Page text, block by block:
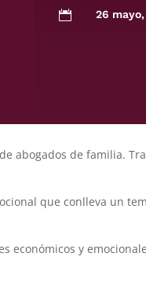
 26
abogados de familia.
que conlleva un
económicos y